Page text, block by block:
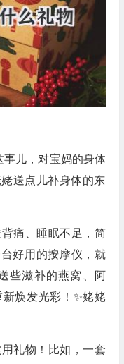
事儿，对宝妈的身体
送点儿补身体的东
痛、睡眠不足，简
好用的按摩仪，就
些滋补的燕窝、阿
焕发光彩！✨姥姥
礼物！比如，一套